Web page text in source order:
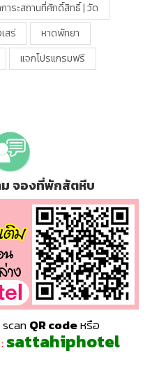
าระสถานที่ศักดิ์สิทธิ์ | วัด
สร่
หาดพัทยา
แจกโปรแกรมฟรี
จองที่พักสัตหีบ
QR codeหรือ
sattahiphotel